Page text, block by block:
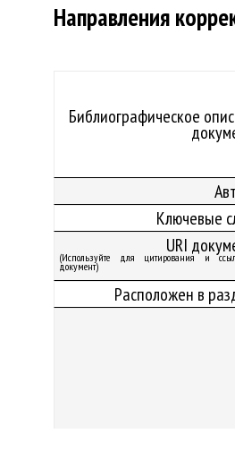
Направления
Библиографическое
Ключевые
URI
(Используйте для цитирования и
документ)
Расположен в